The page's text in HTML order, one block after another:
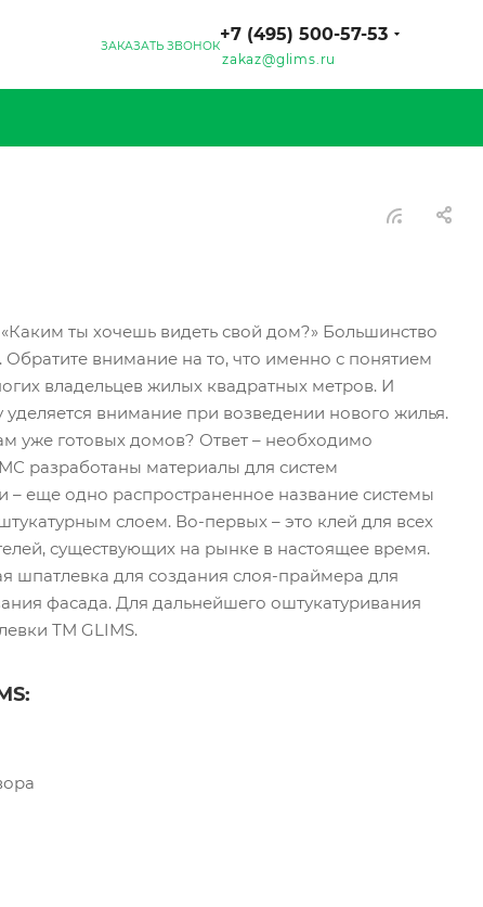
ЗАКАЗАТЬ ЗВОНОК
+7 (495) 500-57-53
zakaz@glims.ru
ты хочешь видеть свой дом?» Большинство
Обратите внимание на то, что именно с понятием
владельцев жилых квадратных метров. И
внимание при возведении нового жилья.
уже готовых домов? Ответ – необходимо
разработаны материалы для систем
– еще одно распространенное название системы
слоем. Во-первых – это клей для всех
существующих на рынке в настоящее время.
шпатлевка для создания слоя-праймера для
фасада. Для дальнейшего оштукатуривания
ТМ GLIMS.